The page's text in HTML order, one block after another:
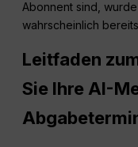
Abonnent sind,
wahrscheinlich
Leitfaden
Sie Ihre AI-